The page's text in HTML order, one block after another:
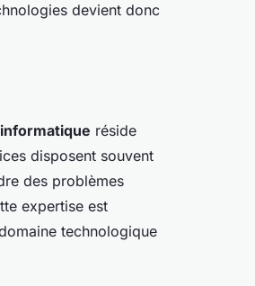
devient donc
réside
disposent souvent
des problèmes
expertise est
technologique